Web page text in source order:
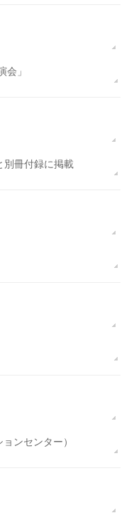
会」
冊付録に掲載
ンセンター）